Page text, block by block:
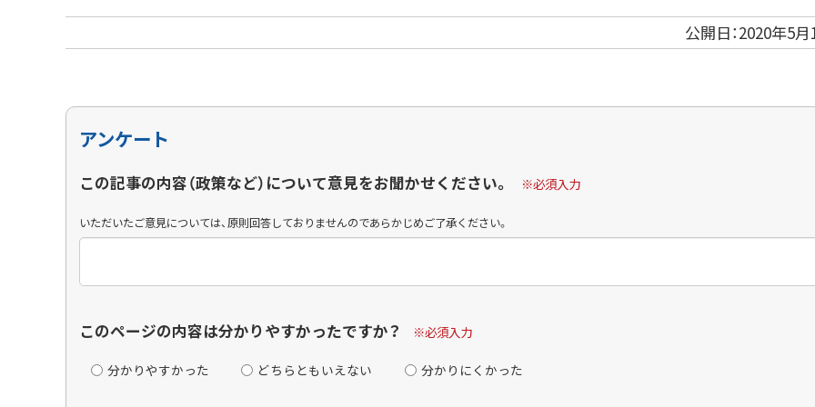
公開日：2020年5
アンケート
この記事の内容（政策など）について意見をお聞かせください。 ※必須入力
いただいたご意見については、原則回答しておりませんのであらかじめご了承ください。
このページの内容は分かりやすかったですか？ ※必須入力
分かりやすかった どちらともいえない 分かりにくかった